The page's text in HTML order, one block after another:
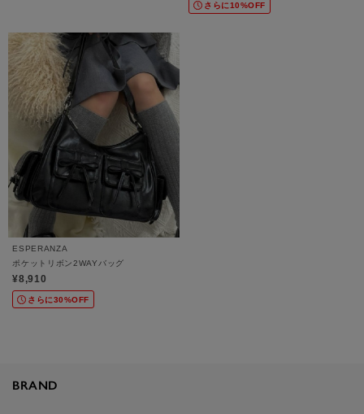
さらに10%OFF
ESPERANZA
ポケットリボン2WAYバッグ
¥8,910
さらに30%OFF
BRAND